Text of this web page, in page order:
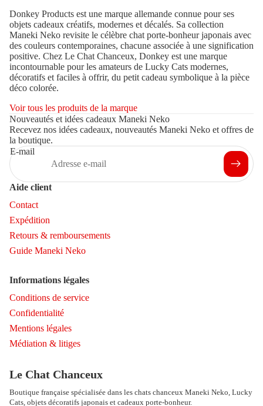
Donkey Products est une marque allemande connue pour ses
objets cadeaux créatifs, modernes et décalés. Sa collection
Maneki Neko revisite le célèbre chat porte-bonheur japonais avec
des couleurs contemporaines, chacune associée à une signification
positive. Chez Le Chat Chanceux, Donkey est une marque
incontournable pour les amateurs de Lucky Cats modernes,
décoratifs et faciles à offrir, du petit cadeau symbolique à la pièce
déco colorée.
Voir tous les produits de la marque
Nouveautés et idées cadeaux Maneki Neko
Recevez nos idées cadeaux, nouveautés Maneki Neko et offres de
la boutique.
E-mail
Aide client
Contact
Expédition
Retours & remboursements
Guide Maneki Neko
Informations légales
Conditions de service
Confidentialité
Mentions légales
Médiation & litiges
Le Chat Chanceux
Boutique française spécialisée dans les chats chanceux Maneki Neko, Lucky
Cats, objets décoratifs japonais et cadeaux porte-bonheur.
Politique de remboursement
Conditions d’utilisation
Politique d’expédition